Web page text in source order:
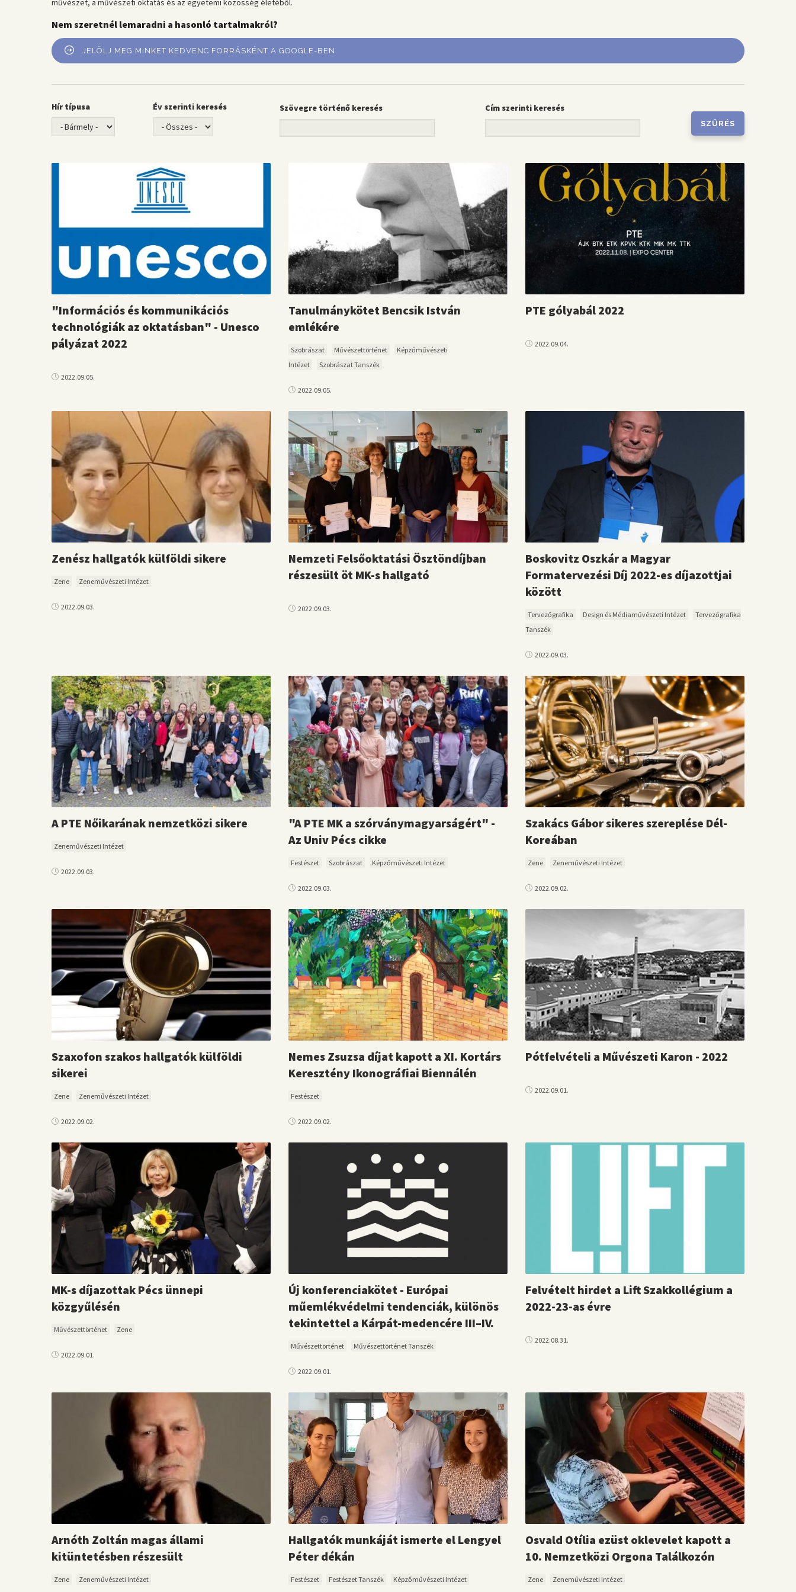
művészet, a művészeti oktatás és az egyetemi közösség életéből.
Nem szeretnél lemaradni a hasonló tartalmakról?
JELÖLJ MEG MINKET KEDVENC FORRÁSKÉNT A GOOGLE-BEN.
Hír típusa Év szerinti keresés Szövegre történő keresés Cím szerinti keresés
"Információs és kommunikációs
technológiák az oktatásban" - Unesco
pályázat 2022
2022.09.05.
Tanulmánykötet Bencsik István
emlékére
Szobrászat Művészettörténet
Képzőművészeti
Intézet
Szobrászat Tanszék
2022.09.05.
PTE gólyabál 2022
2022.09.04.
Zenész hallgatók külföldi sikere
Zene Zeneművészeti Intézet
2022.09.03.
Nemzeti Felsőoktatási Ösztöndíjban
részesült öt MK-s hallgató
2022.09.03.
Boskovitz Oszkár a Magyar
Formatervezési Díj 2022-es díjazottjai
között
Tervezőgrafika Design és Médiaművészeti Intézet
Tervezőgrafika
Tanszék
2022.09.03.
A PTE Nőikarának nemzetközi sikere
Zeneművészeti Intézet
2022.09.03.
"A PTE MK a szórványmagyarságért" -
Az Univ Pécs cikke
Festészet Szobrászat Képzőművészeti Intézet
2022.09.03.
Szakács Gábor sikeres szereplése Dél-
Koreában
Zene Zeneművészeti Intézet
2022.09.02.
Szaxofon szakos hallgatók külföldi
sikerei
Zene Zeneművészeti Intézet
2022.09.02.
Nemes Zsuzsa díjat kapott a XI. Kortárs
Keresztény Ikonográfiai Biennálén
Festészet
2022.09.02.
Pótfelvételi a Művészeti Karon - 2022
2022.09.01.
MK-s díjazottak Pécs ünnepi
közgyűlésén
Művészettörténet Zene
2022.09.01.
Új konferenciakötet - Európai
műemlékvédelmi tendenciák, különös
tekintettel a Kárpát-medencére III–IV.
Művészettörténet Művészettörténet Tanszék
2022.09.01.
Felvételt hirdet a Lift Szakkollégium a
2022-23-as évre
2022.08.31.
Arnóth Zoltán magas állami
kitüntetésben részesült
Zene Zeneművészeti Intézet
Hallgatók munkáját ismerte el Lengyel
Péter dékán
Festészet Festészet Tanszék Képzőművészeti Intézet
Osvald Otília ezüst oklevelet kapott a
10. Nemzetközi Orgona Találkozón
Zene Zeneművészeti Intézet